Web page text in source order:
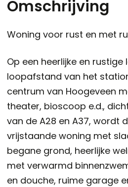
Omschrijving
Woning voor rust en met
Op een heerlijke en rustige
loopafstand van het
centrum van Hoogeveen
theater, bioscoop e.d.,
van de A28 en A37, wordt
vrijstaande woning met
begane grond, heerlijke
met verwarmd
en douche, ruime garage